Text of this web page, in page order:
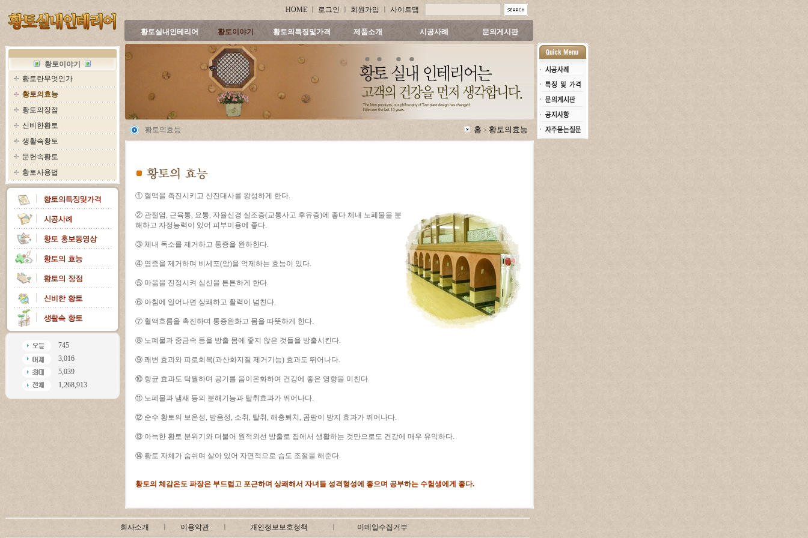
HOME 로그인 회원가입 사이트맵
황토실내인테리어 황토이야기 황토의특징및가격 제품소개 시공사례 문의게시판
황토이야기
황토란무엇인가
황토의효능
황토의장점
신비한황토
생활속황토
문헌속황토
황토사용법
745
3,016
5,039
1,268,913
황토의효능 홈 > 황토의효능
① 혈액을 촉진시키고 신진대사를 왕성하게 한다.
② 관절염, 근육통, 요통, 자율신경 실조증(교통사고 후유증)에 좋다 체내 노페물을 분
해하고 자정능력이 있어 피부미용에 좋다.
③ 체내 독소를 제거하고 통증을 완하한다.
④ 염증을 제거하며 비세포(암)을 억제하는 효능이 있다.
⑤ 마음을 진정시켜 심신을 튼튼하게 한다.
⑥ 아침에 일어나면 상쾌하고 활력이 넘친다.
⑦ 혈액흐름을 촉진하며 통증완화고 몸을 따뜻하게 한다.
⑧ 노폐물과 중금속 등을 방출 몸에 좋지 않은 것들을 방출시킨다.
⑨ 쾌변 효과와 피로회복(과산화지질 제거기능) 효과도 뛰어나다.
⑩ 항균 효과도 탁월하며 공기를 음이온화하여 건강에 좋은 영향을 미친다.
⑪ 노폐물과 냄새 등의 분해기능과 탈취효과가 뛰어나다.
⑫ 순수 황토의 보온성, 방음성, 소취, 탈취, 해충퇴치, 곰팡이 방지 효과가 뛰어나다.
⑬ 아늑한 황토 분위기와 더불어 원적외선 방출로 집에서 생활하는 것만으로도 건강에 매우 유익하다.
⑭ 황토 자체가 숨쉬며 살아 있어 자연적으로 습도 조절을 해준다.
황토의 체감온도 파장은 부드럽고 포근하며 상쾌해서 자녀들 성격형성에 좋으며 공부하는 수험생에게 좋다.
회사소개 이용약관 개인정보보호정책 이메일수집거부